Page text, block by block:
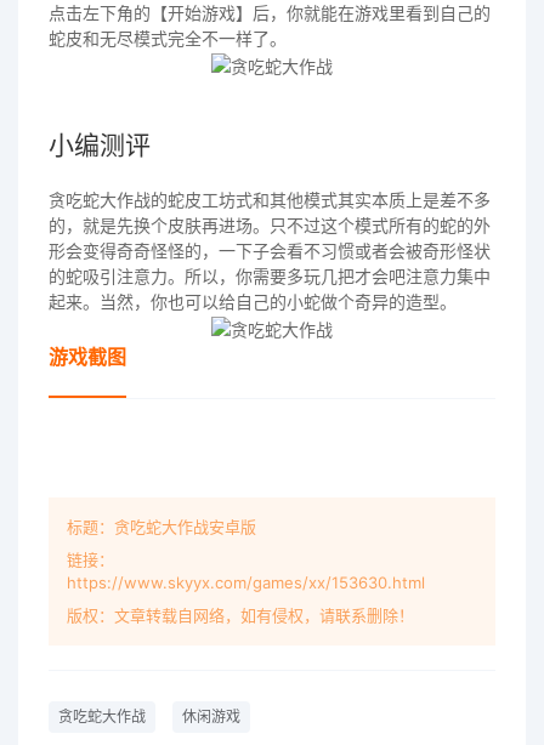
点击左下角的【开始游戏】后，你就能在游戏里看到自己的
蛇皮和无尽模式完全不一样了。
小编测评
贪吃蛇大作战的蛇皮工坊式和其他模式其实本质上是差不多
的，就是先换个皮肤再进场。只不过这个模式所有的蛇的外
形会变得奇奇怪怪的，一下子会看不习惯或者会被奇形怪状
的蛇吸引注意力。所以，你需要多玩几把才会吧注意力集中
起来。当然，你也可以给自己的小蛇做个奇异的造型。
游戏截图
标题：贪吃蛇大作战安卓版
链接：
https://www.skyyx.com/games/xx/153630.html
版权：文章转载自网络，如有侵权，请联系删除！
贪吃蛇大作战 休闲游戏